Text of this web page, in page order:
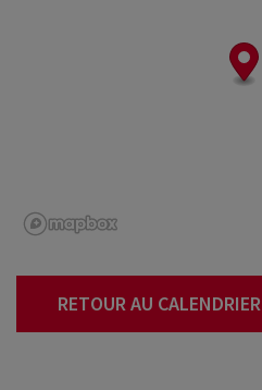
RETOUR AU CALENDRIER